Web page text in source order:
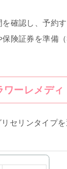
確認し、予約す
険証券を準備（
ワーレメディ
セリンタイプを